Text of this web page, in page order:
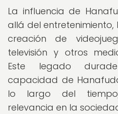
La influencia de
allá del
creación de
televisión y otros
Este legado
capacidad de
lo largo del
relevancia en la